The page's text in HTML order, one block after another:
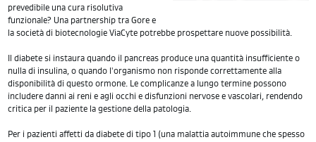
prevedibile una cura risolutiva
funzionale? Una partnership tra Gore e
la società di biotecnologie ViaCyte potrebbe prospettare nuove possibilità.
Il diabete si instaura quando il pancreas produce una quantità insufficiente o
nulla di insulina, o quando l'organismo non risponde correttamente alla
disponibilità di questo ormone. Le complicanze a lungo termine possono
includere danni ai reni e agli occhi e disfunzioni nervose e vascolari, rendendo
critica per il paziente la gestione della patologia.
Per i pazienti affetti da diabete di tipo 1 (una malattia autoimmune che spesso